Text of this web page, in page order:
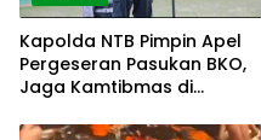
Kapolda NTB Pimpin Apel
Pergeseran Pasukan BKO,
Jaga Kamtibmas di